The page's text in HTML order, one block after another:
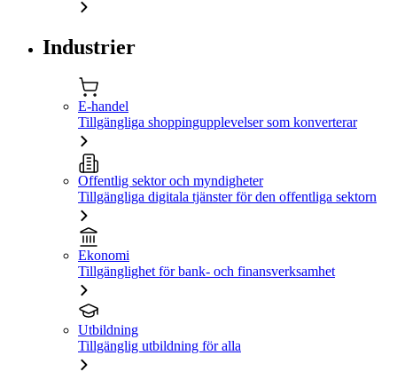
Industrier
E-handel
Tillgängliga shoppingupplevelser som konverterar
Offentlig sektor och myndigheter
Tillgängliga digitala tjänster för den offentliga sektorn
Ekonomi
Tillgänglighet för bank- och finansverksamhet
Utbildning
Tillgänglig utbildning för alla